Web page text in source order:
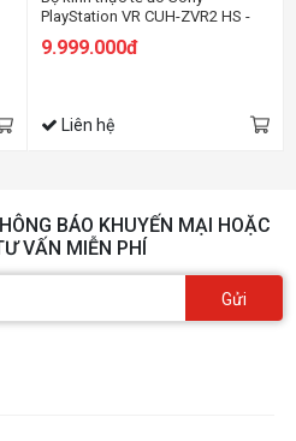
PlayStation VR CUH-ZVR2 HS -
9.999.000đ
Liên hệ
BÁO KHUYẾN MẠI HOẶC
VẤN MIỄN PHÍ
Gửi